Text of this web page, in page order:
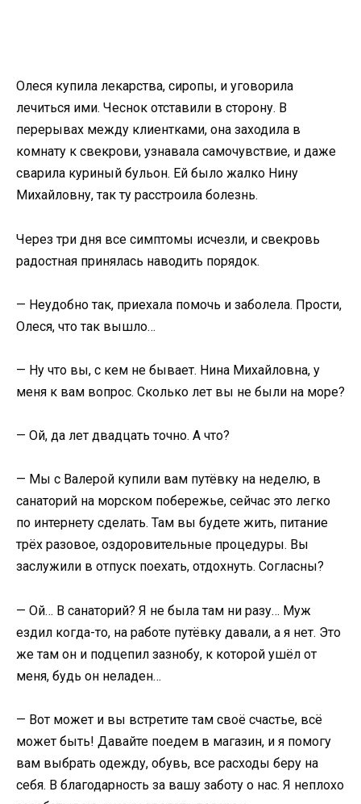
Олеся купила лекарства, сиропы, и уговорила
лечиться ими. Чеснок отставили в сторону. В
перерывах между клиентками, она заходила в
комнату к свекрови, узнавала самочувствие, и даже
сварила куриный бульон. Ей было жалко Нину
Михайловну, так ту расстроила болезнь.
Через три дня все симптомы исчезли, и свекровь
радостная принялась наводить порядок.
— Неудобно так, приехала помочь и заболела. Прости,
Олеся, что так вышло…
— Ну что вы, с кем не бывает. Нина Михайловна, у
меня к вам вопрос. Сколько лет вы не были на море?
— Ой, да лет двадцать точно. А что?
— Мы с Валерой купили вам путёвку на неделю, в
санаторий на морском побережье, сейчас это легко
по интернету сделать. Там вы будете жить, питание
трёх разовое, оздоровительные процедуры. Вы
заслужили в отпуск поехать, отдохнуть. Согласны?
— Ой… В санаторий? Я не была там ни разу… Муж
ездил когда-то, на работе путёвку давали, а я нет. Это
же там он и подцепил зазнобу, к которой ушёл от
меня, будь он неладен…
— Вот может и вы встретите там своё счастье, всё
может быть! Давайте поедем в магазин, и я помогу
вам выбрать одежду, обувь, все расходы беру на
себя. В благодарность за вашу заботу о нас. Я неплохо